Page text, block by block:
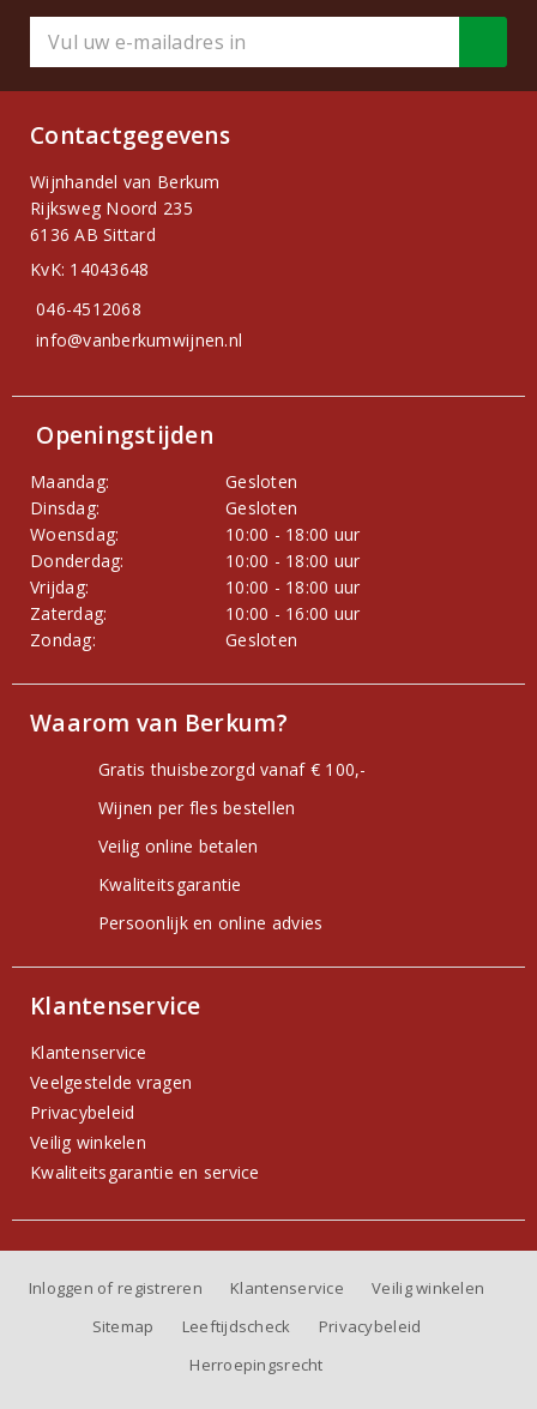
Contactgegevens
Wijnhandel van Berkum
Rijksweg Noord 235
6136 AB Sittard
KvK: 14043648
046-4512068
info@vanberkumwijnen.nl
Openingstijden
Maandag:
Gesloten
Dinsdag:
Gesloten
Woensdag:
10:00 - 18:00 uur
Donderdag:
10:00 - 18:00 uur
Vrijdag:
10:00 - 18:00 uur
Zaterdag:
10:00 - 16:00 uur
Zondag:
Gesloten
Waarom van Berkum?
Gratis thuisbezorgd vanaf € 100,-
Wijnen per fles bestellen
Veilig online betalen
Kwaliteitsgarantie
Persoonlijk en online advies
Klantenservice
Klantenservice
Veelgestelde vragen
Privacybeleid
Veilig winkelen
Kwaliteitsgarantie en service
Inloggen of registreren Klantenservice
Veilig winkelen
Sitemap
Leeftijdscheck
Privacybeleid
Herroepingsrecht